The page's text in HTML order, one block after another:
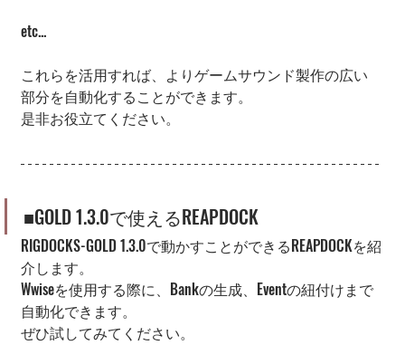
etc...
これらを活用すれば、よりゲームサウンド製作の広い
部分を自動化することができます。
是非お役立てください。
■GOLD 1.3.0で使えるREAPDOCK
RIGDOCKS-GOLD 1.3.0で動かすことができるREAPDOCKを紹
介します。
Wwiseを使用する際に、Bankの生成、Eventの紐付けまで
自動化できます。
ぜひ試してみてください。